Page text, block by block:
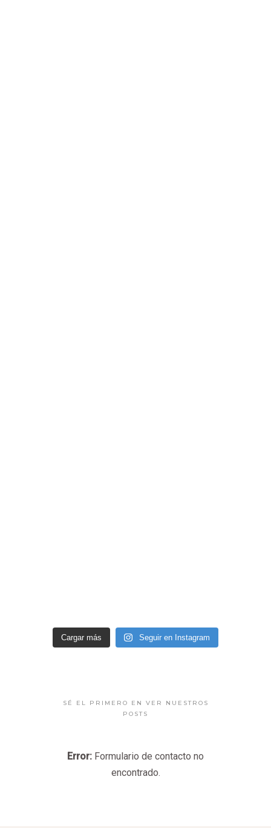
Cargar más Seguir en Instagram
SÉ EL PRIMERO EN VER NUESTROS
POSTS
Error: Formulario de contacto no
encontrado.